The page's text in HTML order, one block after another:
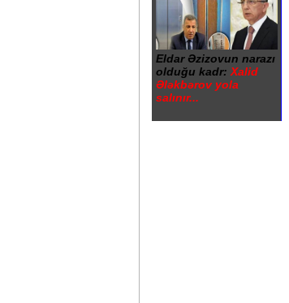
Eldar Əzizovun narazı
olduğu kadr: Xalid
Ələkbərov yola
salınır...